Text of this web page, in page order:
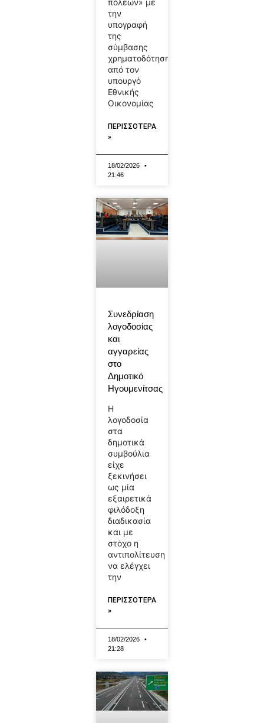
πόλεων» με
την
υπογραφή
της
σύμβασης
χρηματοδότησης
από τον
υπουργό
Εθνικής
Οικονομίας
ΠΕΡΙΣΣΟΤΕΡΑ
»
18/02/2026
21:46
Συνεδρίαση
λογοδοσίας
και
αγγαρείας
στο
Δημοτικό
Ηγουμενίτσας
Η
λογοδοσία
στα
δημοτικά
συμβούλια
είχε
ξεκινήσει
ως μία
εξαιρετικά
φιλόδοξη
διαδικασία
και με
στόχο η
αντιπολίτευση
να ελέγχει
την
ΠΕΡΙΣΣΟΤΕΡΑ
»
18/02/2026
21:28